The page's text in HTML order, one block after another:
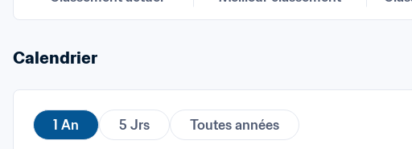
Calendrier
1 An 5 Jrs Toutes années